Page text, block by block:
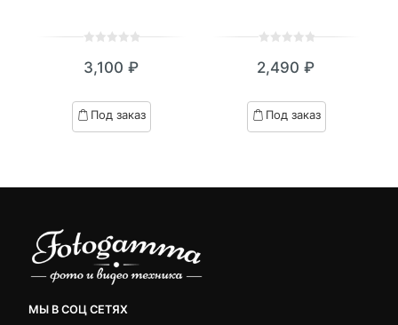
out
based
on
3,100 ₽
Под заказ
out
based
on
2,490 ₽
Под заказ
МЫ В СОЦ СЕТЯХ